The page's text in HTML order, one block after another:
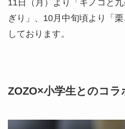
11日（月）より「キノコと
ぎり」、10月中旬頃より「
しております。
ZOZO×小学生とのコラ